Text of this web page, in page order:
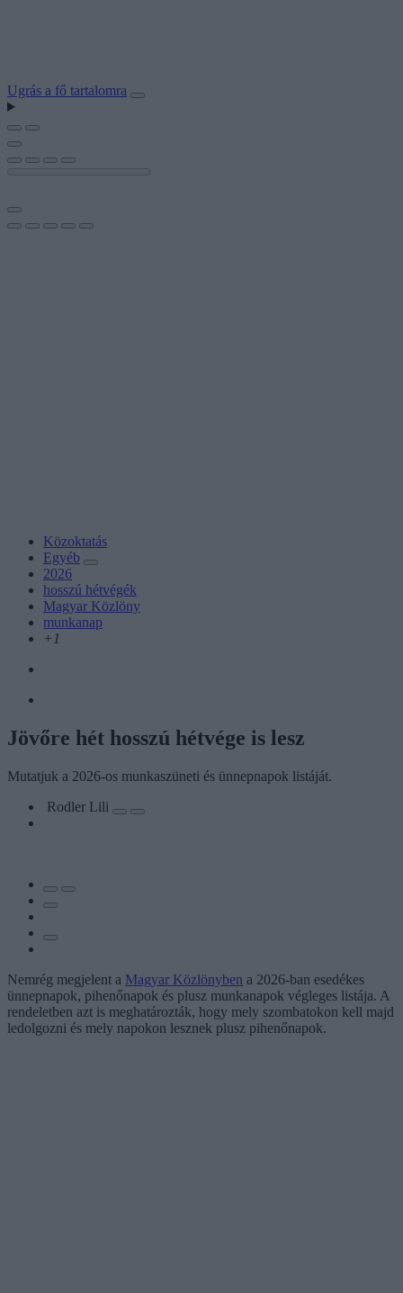
Ugrás a fő tartalomra
Közoktatás
Egyéb
2026
hosszú hétvégék
Magyar Közlöny
munkanap
+1
Jövőre hét hosszú hétvége is lesz
Mutatjuk a 2026-os munkaszüneti és ünnepnapok listáját.
Rodler Lili
Nemrég megjelent a Magyar Közlönyben a 2026-ban esedékes
ünnepnapok, pihenőnapok és plusz munkanapok végleges listája. A
rendeletben azt is meghatározták, hogy mely szombatokon kell majd
ledolgozni és mely napokon lesznek plusz pihenőnapok.